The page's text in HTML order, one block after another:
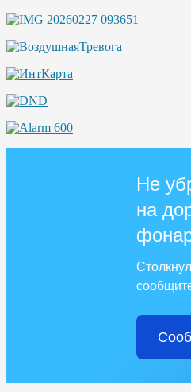
Не
на